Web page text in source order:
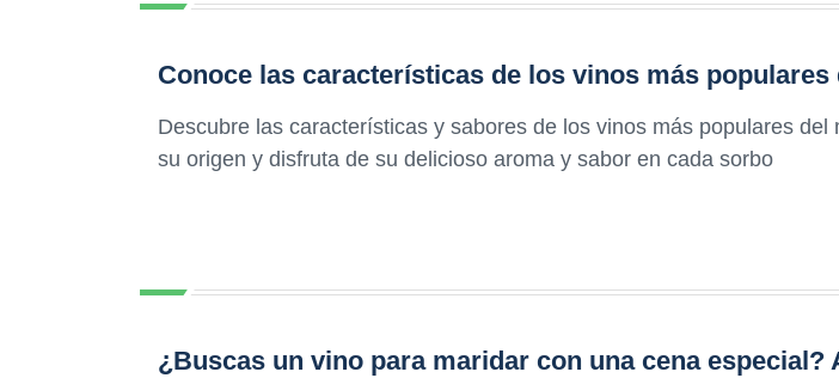
Conoce las características de los vinos más populares
Descubre las características y sabores de los vinos más populares del
su origen y disfruta de su delicioso aroma y sabor en cada sorbo
¿Buscas un vino para maridar con una cena especial?